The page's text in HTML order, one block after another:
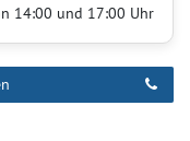
14:00 und 17:00 Uhr